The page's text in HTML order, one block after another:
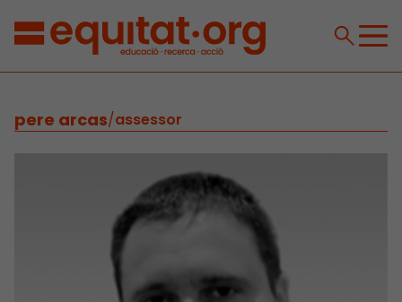
pere arcas/assessor